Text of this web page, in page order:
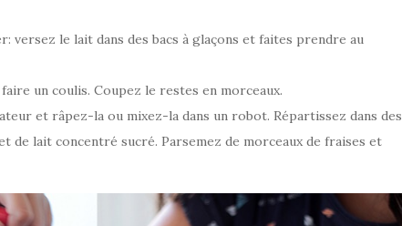
versez le lait dans des bacs à glaçons et faites prendre au
un coulis. Coupez le restes en morceaux.
et râpez-la ou mixez-la dans un robot. Répartissez dans des
de lait concentré sucré. Parsemez de morceaux de fraises et